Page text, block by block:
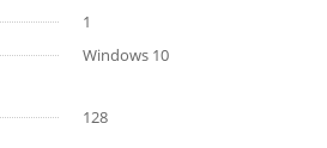
1
Windows 10
128